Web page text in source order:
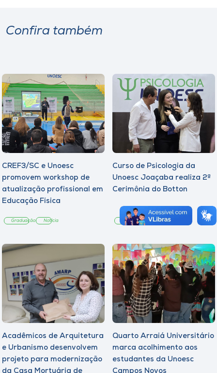
Confira também
CREF3/SC e Unoesc
promovem workshop de
atualização profissional em
Educação Física
Graduação Notícia
Curso de Psicologia da
Unoesc Joaçaba realiza 2ª
Cerimônia do Botton
Graduação Notícia
Acadêmicos de Arquitetura
e Urbanismo desenvolvem
projeto para modernização
da Casa Mortuária de
Quarto Arraiá Universitário
marca acolhimento aos
estudantes da Unoesc
Campos Novos